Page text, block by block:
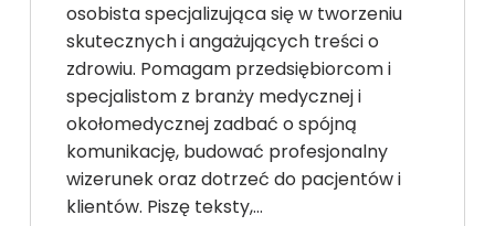
osobista specjalizująca się w tworzeniu
skutecznych i angażujących treści o
zdrowiu. Pomagam przedsiębiorcom i
specjalistom z branży medycznej i
okołomedycznej zadbać o spójną
komunikację, budować profesjonalny
wizerunek oraz dotrzeć do pacjentów i
klientów. Piszę teksty,…